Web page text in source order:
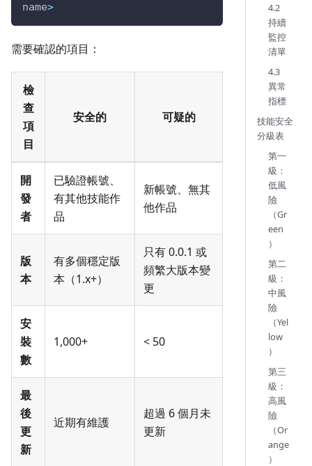
name>
需要確認的項目：
檢
查
項
目
安全的 可疑的
開
發
者
已驗證帳號、
有其他技能作
品
新帳號、無其
他作品
版
本
有多個穩定版
本（1.x+）
只有 0.0.1 或
頻繁大版本變
更
安
裝
數
1,000+ < 50
最
後
更
新
近期有維護
超過 6 個月未
更新
4.2
持續
監控
清單
4.3
異常
指標
技能安全
分級表
第一
級：
低風
險
（Gr
een
）
第二
級：
中風
險
（Yel
low
）
第三
級：
高風
險
（Or
ange
）